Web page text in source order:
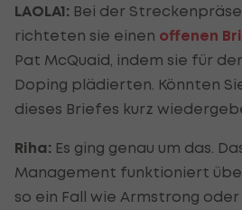
LAOLA1: Bei der
richteten sie einen offenen
Pat McQuaid, indem sie für
Doping plädierten. Könnten
dieses Briefes kurz
Riha: Es ging genau um das.
Management funktioniert
so ein Fall wie Armstrong